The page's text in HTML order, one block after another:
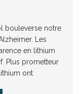
bouleverse notre
Les
en lithium
Plus prometteur
ont